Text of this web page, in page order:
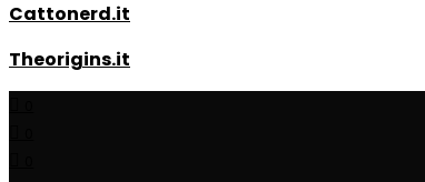
Cattonerd.it
Theorigins.it